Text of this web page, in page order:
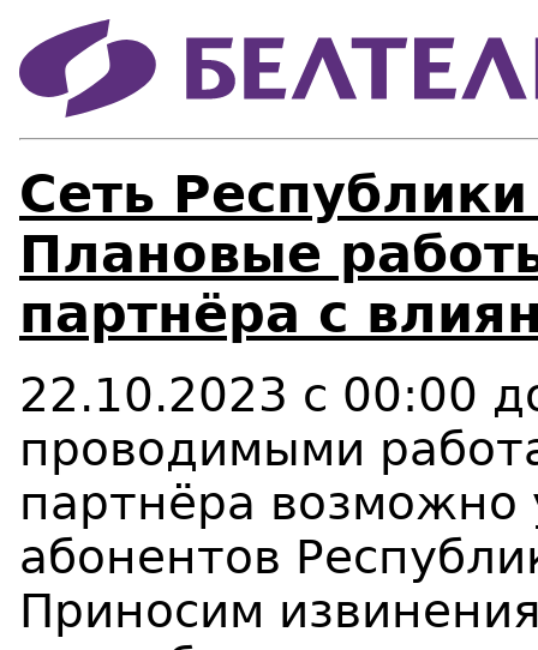
Сеть
Плановые
партнёра с
22.10.2023 с 00:00
проводимыми
партнёра возможно
абонентов
Приносим